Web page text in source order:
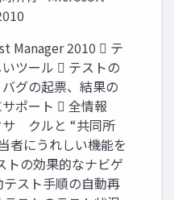
Manager 2010  テ
ツール  テストの
グの起票、結果の
ポート  全情報
゗クルと “共同所
者にうれしい機能を
トの効果的なナビゲ
スト手順の自動再